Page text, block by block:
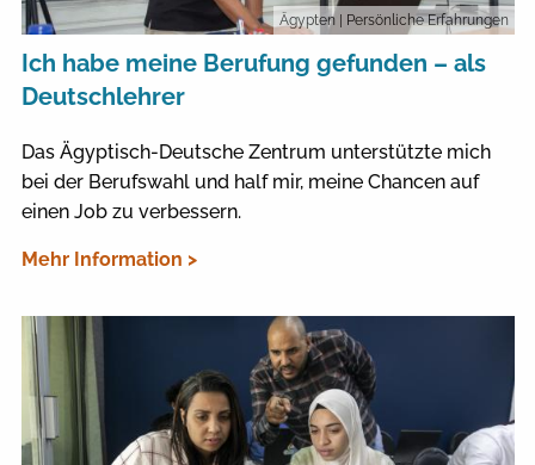
Ägypten | Persönliche Erfahrungen
Ich habe meine Berufung gefunden – als
Deutschlehrer
Das Ägyptisch-Deutsche Zentrum unterstützte mich
bei der Berufswahl und half mir, meine Chancen auf
einen Job zu verbessern.
Mehr Information >